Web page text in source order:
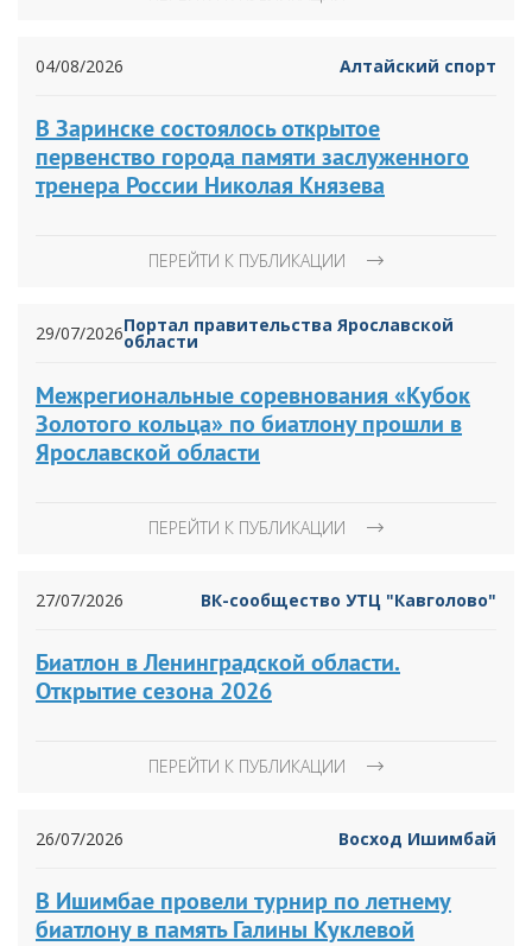
04/08/2026 Алтайский спорт
В Заринске состоялось открытое
первенство города памяти заслуженного
тренера России Николая Князева
ПЕРЕЙТИ К ПУБЛИКАЦИИ
29/07/2026Портал правительства Ярославской
области
Межрегиональные соревнования «Кубок
Золотого кольца» по биатлону прошли в
Ярославской области
ПЕРЕЙТИ К ПУБЛИКАЦИИ
27/07/2026 ВК-сообщество УТЦ "Кавголово"
Биатлон в Ленинградской области.
Открытие сезона 2026
ПЕРЕЙТИ К ПУБЛИКАЦИИ
26/07/2026 Восход Ишимбай
В Ишимбае провели турнир по летнему
биатлону в память Галины Куклевой